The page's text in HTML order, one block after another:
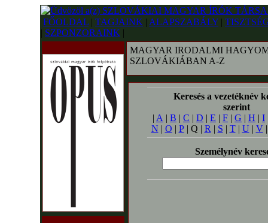
FŐOLDAL | TAGJAINK | ALAPSZABÁLY |
| SZPONZORAINK |
MAGYAR IRODALMI
SZLOVÁKIÁBAN A-Z
Keresés a vezetéknév
szerint
| A | B | C | D | E | F | G | H | I
N | O | P| Q | R | S | T| U | V
Személynév